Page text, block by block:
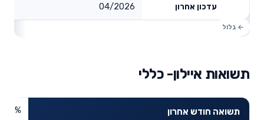
עדכון אחרון 04/2026
תשואות איילון- כללי
תשואה חודש אחרון